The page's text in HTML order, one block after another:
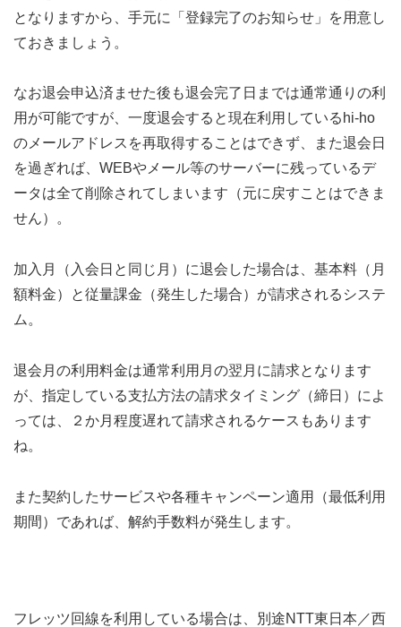
となりますから、手元に「登録完了のお知らせ」を用意し
ておきましょう。
なお退会申込済ませた後も退会完了日までは通常通りの利
用が可能ですが、一度退会すると現在利用しているhi-ho
のメールアドレスを再取得することはできず、また退会日
を過ぎれば、WEBやメール等のサーバーに残っているデ
ータは全て削除されてしまいます（元に戻すことはできま
せん）。
加入月（入会日と同じ月）に退会した場合は、基本料（月
額料金）と従量課金（発生した場合）が請求されるシステ
ム。
退会月の利用料金は通常利用月の翌月に請求となります
が、指定している支払方法の請求タイミング（締日）によ
っては、２か月程度遅れて請求されるケースもあります
ね。
また契約したサービスや各種キャンペーン適用（最低利用
期間）であれば、解約手数料が発生します。
フレッツ回線を利用している場合は、別途NTT東日本／西